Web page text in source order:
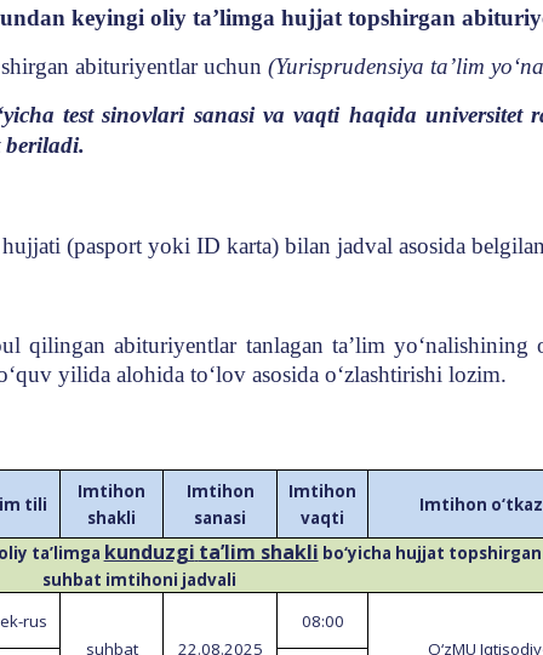
keyingi oliy ta’limga hujjat topshirgan abituriy
abituriyentlar uchun (Yurisprudensiya ta’lim
test sinovlari sanasi va vaqti haqida universitet
beriladi.
(pasport yoki ID karta) bilan jadval asosida
qilingan abituriyentlar tanlagan ta’lim
yilida alohida to‘lov asosida o‘zlashtirishi lozim.
tili
Imtihon
shakli
Imtihon
sanasi
Imtihon
vaqti
Imtihon
ta’limga kunduzgi ta’lim shakli bo‘yicha hujjat
suhbat imtihoni jadvali
-rus
suhbat
22.08.2025
08:00
O‘zMU